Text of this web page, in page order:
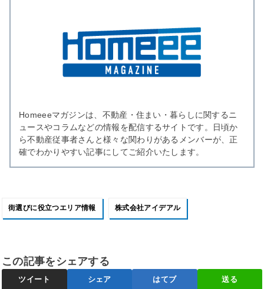
Homeeeマガジンは、不動産・住まい・暮らしに関するニ
ュースやコラムなどの情報を配信するサイトです。日頃か
ら不動産従事者さんと様々な関わりがあるメンバーが、正
確でわかりやすい記事にしてご紹介いたします。
街選びに役立つエリア情報 株式会社アイデアル
この記事をシェアする
ツイート シェア はてブ 送る